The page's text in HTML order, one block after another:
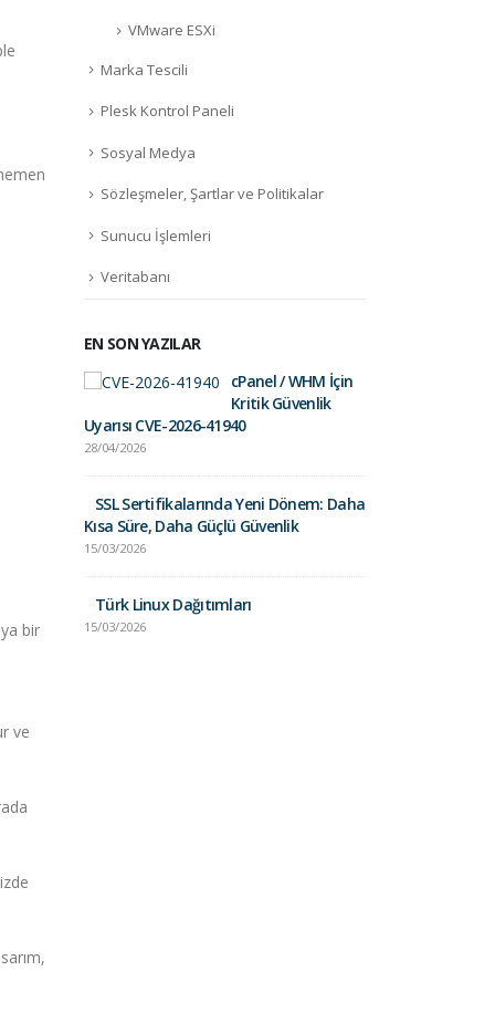
bir
ve
VMware ESXi
Marka Tescili
Plesk Kontrol Paneli
Sosyal Medya
Sözleşmeler, Şartlar ve Politikalar
Sunucu İşlemleri
Veritabanı
EN SON YAZILAR
cPanel / WHM İçin
Kritik Güvenlik
Uyarısı CVE-2026-41940
28/04/2026
SSL Sertifikalarında Yeni Dönem: Daha
Kısa Süre, Daha Güçlü Güvenlik
15/03/2026
Türk Linux Dağıtımları
15/03/2026